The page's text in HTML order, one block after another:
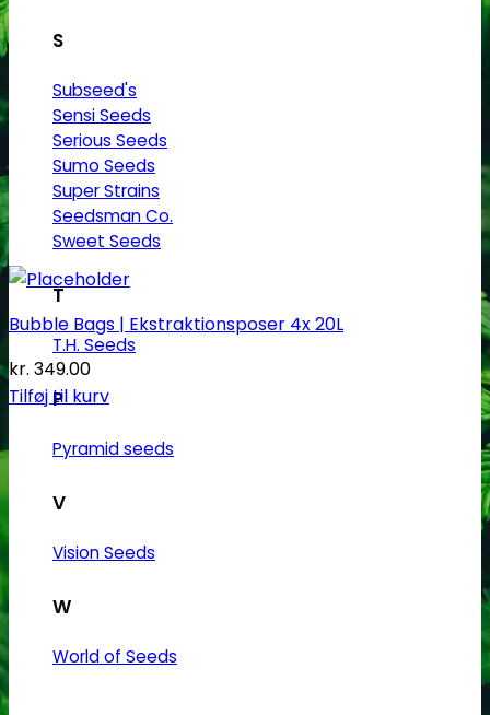
S
Subseed's
Sensi Seeds
Serious Seeds
Sumo Seeds
Super Strains
Seedsman Co.
Sweet Seeds
T
T.H. Seeds
P
Pyramid seeds
V
Vision Seeds
W
World of Seeds
Bubble Bags | Ekstraktionsposer 4x 20L
kr. 349.00
Tilføj til kurv